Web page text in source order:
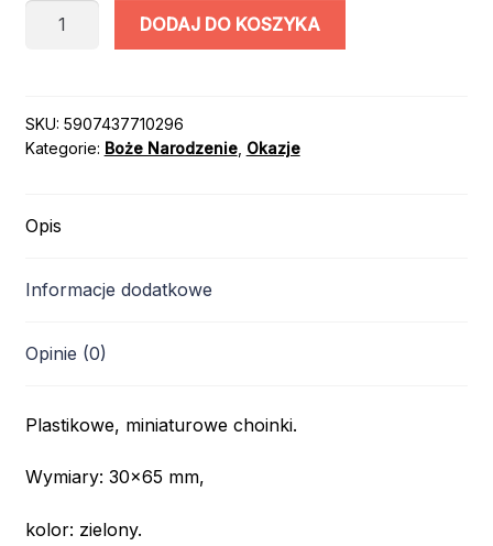
ilość
DODAJ DO KOSZYKA
SKU: 5907437710296
Kategorie: Boże Narodzenie, Okazje
Opis
Informacje dodatkowe
Opinie (0)
Plastikowe, miniaturowe choinki.
Wymiary: 30×65 mm,
kolor: zielony.